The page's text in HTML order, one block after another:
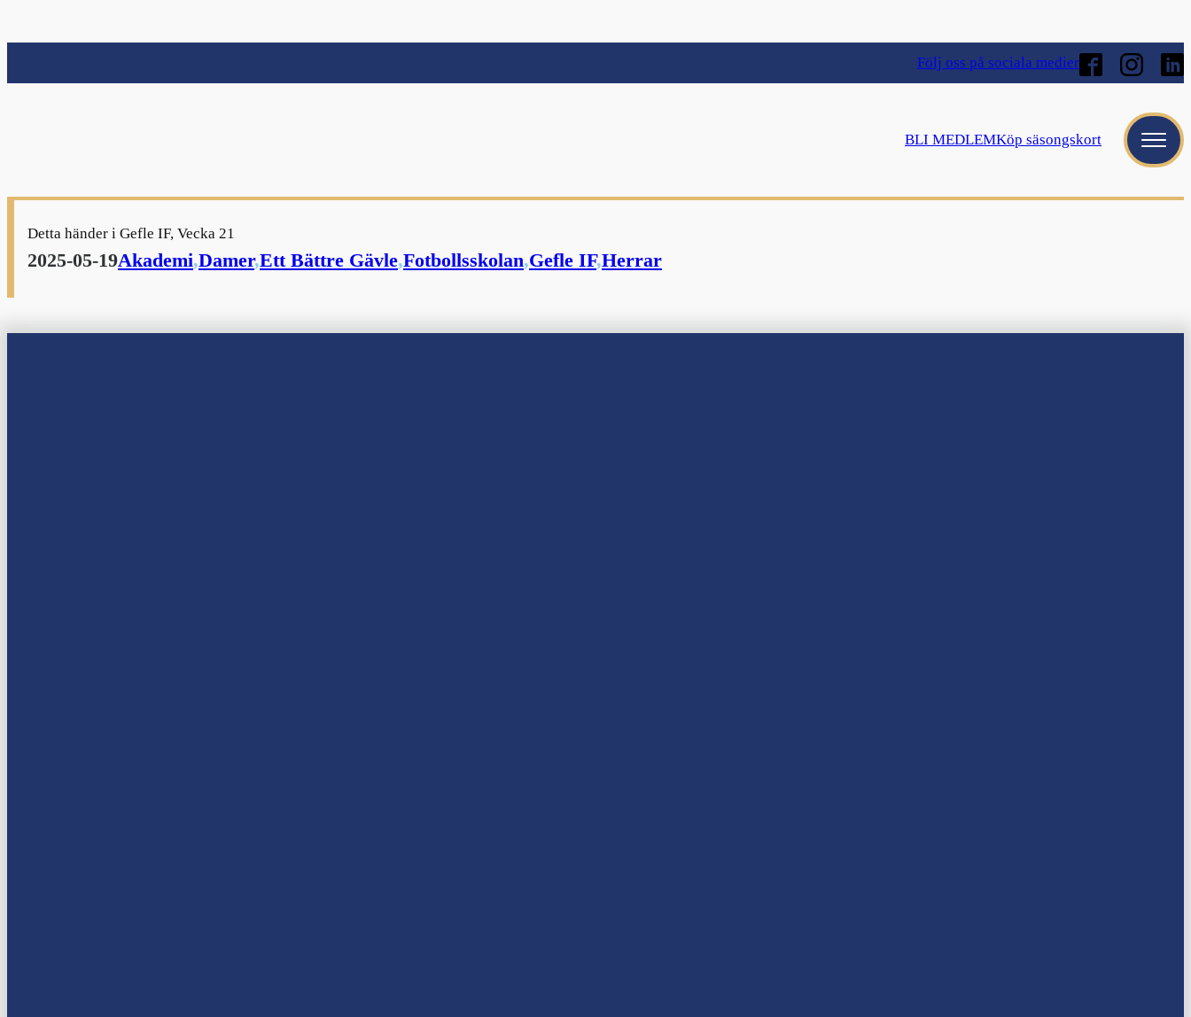
Följ oss på sociala medier
BLI MEDLEMKöp säsongskort
Detta händer i Gefle IF, Vecka 21
2025-05-19Akademi,Damer,Ett Bättre Gävle,Fotbollsskolan,Gefle IF,Herrar